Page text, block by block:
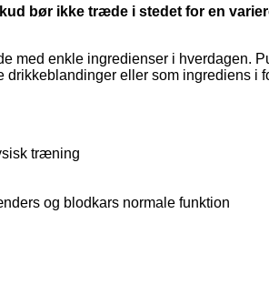
bør ikke træde i stedet for en
med enkle ingredienser i hverdagen.
eller som ingrediens i
træning
og blodkars normale funktion